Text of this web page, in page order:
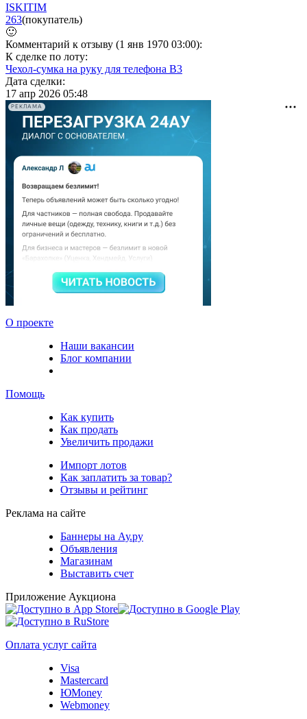
ISKITIM
263(покупатель)
🙂
Комментарий к отзыву (1 янв 1970 03:00):
К сделке по лоту:
Чехол-сумка на руку для телефона B3
Дата сделки:
17 апр 2026 05:48
РЕКЛАМА
О проекте
Наши вакансии
Блог компании
Помощь
Как купить
Как продать
Увеличить продажи
Импорт лотов
Как заплатить за товар?
Отзывы и рейтинг
Реклама на сайте
Баннеры на Ау.ру
Объявления
Магазинам
Выставить счет
Приложение Аукциона
Оплата услуг сайта
Visa
Mastercard
ЮMoney
Webmoney